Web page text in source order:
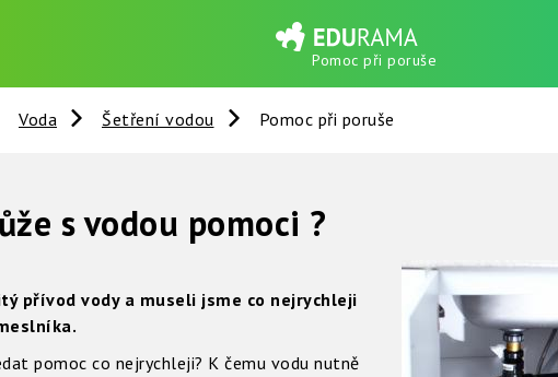
Pomoc při poruše
Voda Šetření vodou Pomoc při poruše
s vodou pomoci ?
přívod vody a museli jsme co nejrychleji
pomoc co nejrychleji? K čemu vodu nutně